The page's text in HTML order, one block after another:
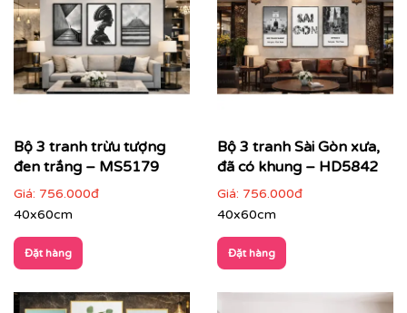
Với công nghệ in hiện đại, chúng tôi đảm bảo tái tạo lại
Bộ 3 tranh trừu tượng
đen trắng – MS5179
Giá: 756.000đ
40x60cm
Đặt hàng
Bộ 3 tranh Sài Gòn xưa,
đã có khung – HD5842
Giá: 756.000đ
40x60cm
Đặt hàng